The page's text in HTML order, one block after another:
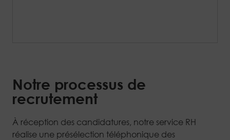
Notre processus de
recrutement
À réception des candidatures, notre service RH
réalise une présélection téléphonique des